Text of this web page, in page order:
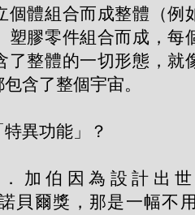
個體組合而成整體（例
塑膠零件組合而成，每
了整體的一切形態，就
含了整個宇宙。
異功能」？
加伯因為設計出
貝爾獎，那是一幅不